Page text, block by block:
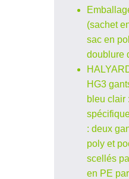
(sachet
sac en
doublure
HG3
bleu clair
: deux
poly et
scellés
en PE